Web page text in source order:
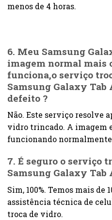
menos de 4 horas.
6. Meu Samsung
imagem normal mais
funciona,o serviço
Samsung Galaxy Tab
defeito ?
Não. Este serviço resolve
vidro trincado. A imagem
funcionando
7. É seguro o serviço
Samsung Galaxy Tab
Sim, 100%. Temos mais de
assistência técnica de
troca de vidro.